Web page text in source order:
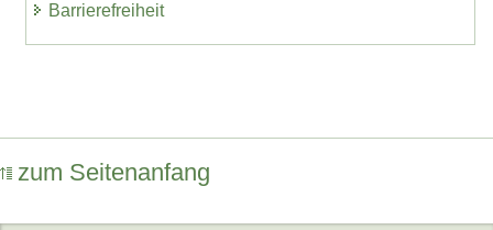
Barrierefreiheit
zum Seitenanfang